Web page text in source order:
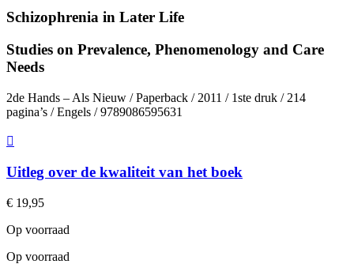
Schizophrenia in Later Life
Studies on Prevalence, Phenomenology and Care
Needs
2de Hands – Als Nieuw / Paperback / 2011 / 1ste druk / 214
pagina’s / Engels / 9789086595631
Uitleg over de kwaliteit van het boek
€ 19,95
Op voorraad
Op voorraad